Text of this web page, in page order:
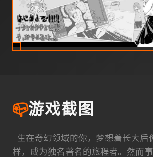
📪游戏截图
生在奇幻领域的你，梦想着长大后
样，成为独名著名的旅程者。然而